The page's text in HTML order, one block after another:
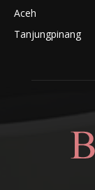
Aceh
Tanjungpinang